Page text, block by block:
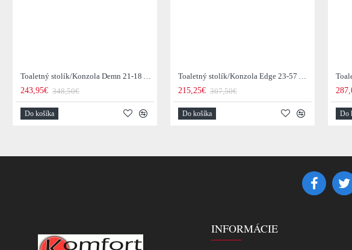
Toaletný stolík/Konzola Demn 21-18 Acacia drevo
243,95€ 348,50€
Do košíka
Toaletný stolík/Konzola Edge 23-57 Acacia drevo
215,25€ 307,50€
Do košíka Do
INFORMÁCIE